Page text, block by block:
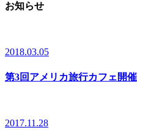
お知らせ
2018.03.05
第3回アメリカ旅行カフェ開催
2017.11.28